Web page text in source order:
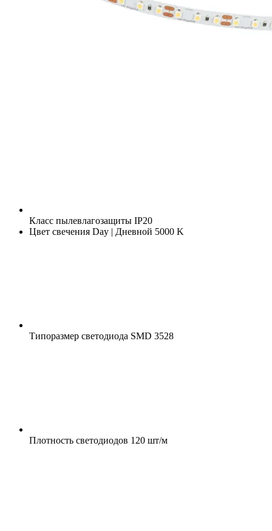
Класс пылевлагозащиты IP20
Цвет свечения Day | Дневной 5000 K
Типоразмер светодиода SMD 3528
Плотность светодиодов 120 шт/м